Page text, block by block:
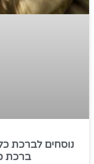
נוסחים לברכת
ברכת